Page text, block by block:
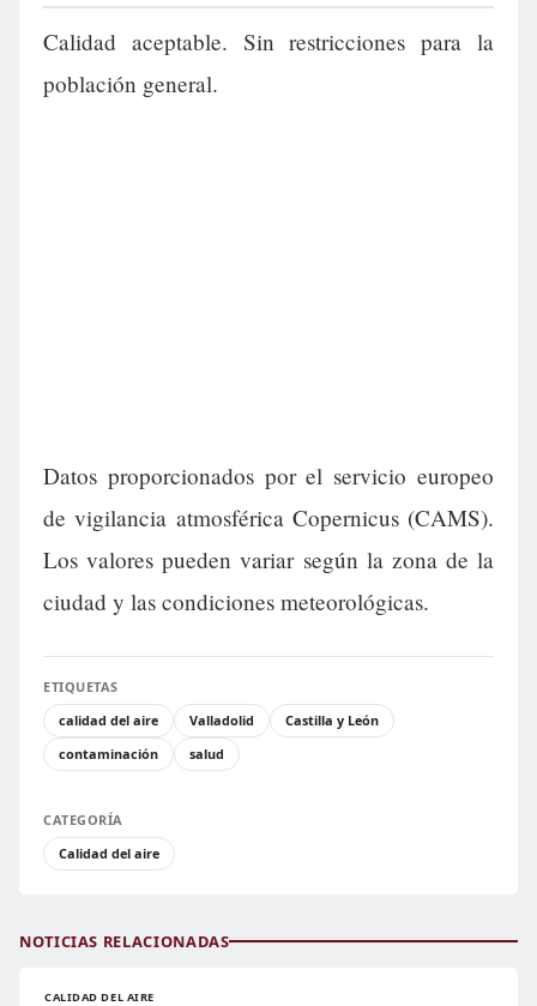
Calidad aceptable. Sin restricciones para la
población general.
Datos proporcionados por el servicio europeo
de vigilancia atmosférica Copernicus (CAMS).
Los valores pueden variar según la zona de la
ciudad y las condiciones meteorológicas.
ETIQUETAS
calidad del aire
Valladolid
Castilla y León
contaminación
salud
CATEGORÍA
Calidad del aire
NOTICIAS RELACIONADAS
CALIDAD DEL AIRE